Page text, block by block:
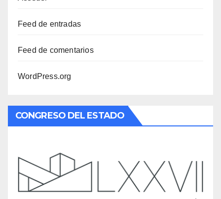
Feed de entradas
Feed de comentarios
WordPress.org
CONGRESO DEL ESTADO